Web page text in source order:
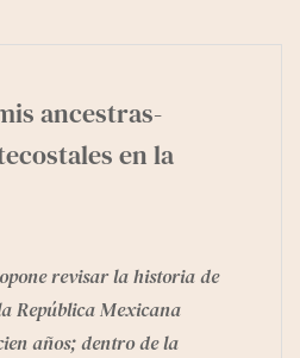
ancestras-
en la
revisar la historia de
República Mexicana
años; dentro de la